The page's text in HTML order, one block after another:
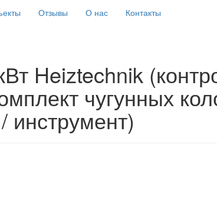
Отзывы О нас Контакты
Heiztechnik
чугунных
инструмент)